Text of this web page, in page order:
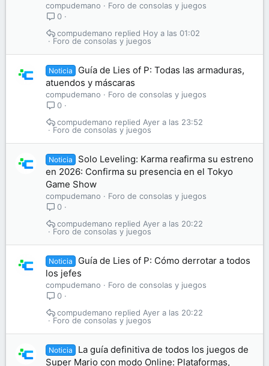
compudemano
Foro de consolas y juegos
0
Foro de consolas y juegos
Hoy a las 01:02
compudemano
Noticia
Guía de Lies of P: Todas las armaduras,
atuendos y máscaras
compudemano
Foro de consolas y juegos
0
Foro de consolas y juegos
Ayer a las 23:52
compudemano
Noticia
Solo Leveling: Karma reafirma su estreno
en 2026: Confirma su presencia en el Tokyo
Game Show
compudemano
Foro de consolas y juegos
0
Foro de consolas y juegos
Ayer a las 20:22
compudemano
Noticia
Guía de Lies of P: Cómo derrotar a todos
los jefes
compudemano
Foro de consolas y juegos
0
Foro de consolas y juegos
Ayer a las 20:22
compudemano
Noticia
La guía definitiva de todos los juegos de
Super Mario con modo Online: Plataformas,